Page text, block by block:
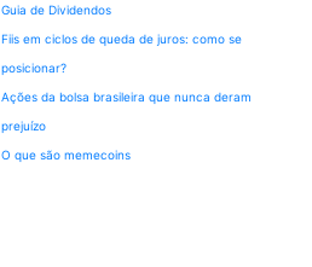
Guia de Dividendos
Fiis em ciclos de queda de juros: como se
posicionar?
Ações da bolsa brasileira que nunca deram
prejuízo
O que são memecoins